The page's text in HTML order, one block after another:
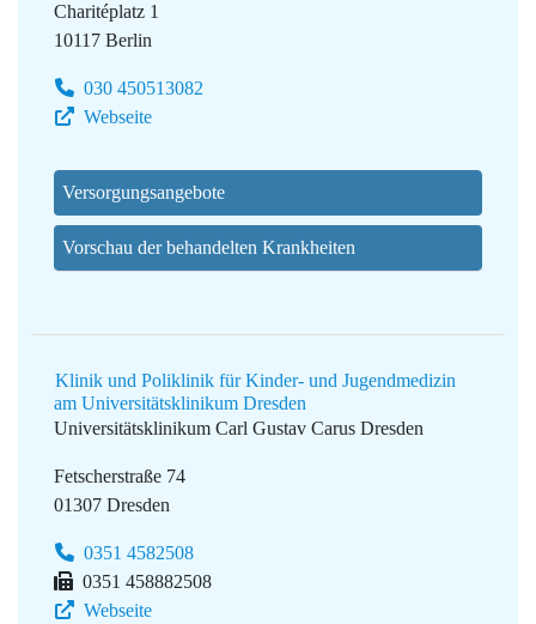
Charitéplatz 1
10117 Berlin
030 450513082
Webseite
Versorgungsangebote
Vorschau der behandelten Krankheiten
Klinik und Poliklinik für Kinder- und Jugendmedizin
am Universitätsklinikum Dresden
Universitätsklinikum Carl Gustav Carus Dresden
Fetscherstraße 74
01307 Dresden
0351 4582508
0351 458882508
Webseite